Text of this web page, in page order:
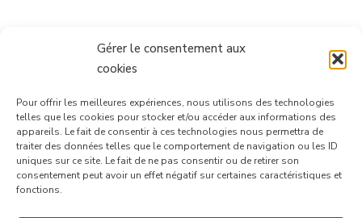
Gérer le consentement aux
cookies
Pour offrir les meilleures expériences, nous utilisons des technologies
telles que les cookies pour stocker et/ou accéder aux informations des
appareils. Le fait de consentir à ces technologies nous permettra de
traiter des données telles que le comportement de navigation ou les ID
uniques sur ce site. Le fait de ne pas consentir ou de retirer son
consentement peut avoir un effet négatif sur certaines caractéristiques et
fonctions.